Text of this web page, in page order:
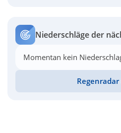
Niederschläge der
Momentan kein